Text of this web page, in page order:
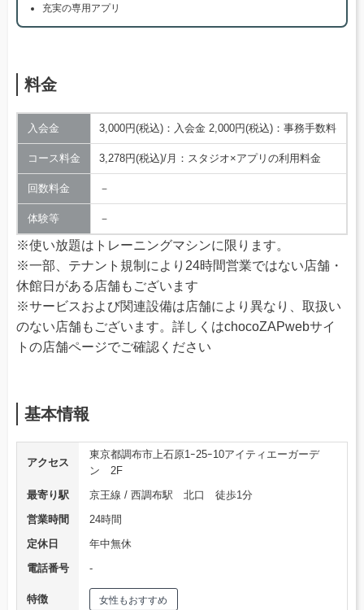
充実の専用アプリ
料金
入会金 3,000円(税込)：入会金 2,000円(税込)：事務手数料
コース料金 3,278円(税込)/月：スタジオ×アプリの利用料金
回数料金 －
体験等 －
※使い放題はトレーニングマシンに限ります。
※一部、テナント規制により24時間営業ではない店舗・
休館日がある店舗もございます
※サービスおよび関連設備は店舗により異なり、取扱い
のない店舗もございます。詳しくはchocoZAPwebサイ
トの店舗ページでご確認ください
基本情報
アクセス
東京都調布市上石原1ｰ25ｰ10アイティエーガーデ
ン 2F
最寄り駅
京王線 / 西調布駅 北口 徒歩1分
営業時間
24時間
定休日
年中無休
電話番号
‐
特徴 女性もおすすめ